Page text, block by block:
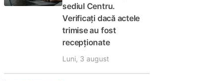
sediul Centru.
Verificați dacă actele
trimise au fost
recepționate
Luni, 3 august